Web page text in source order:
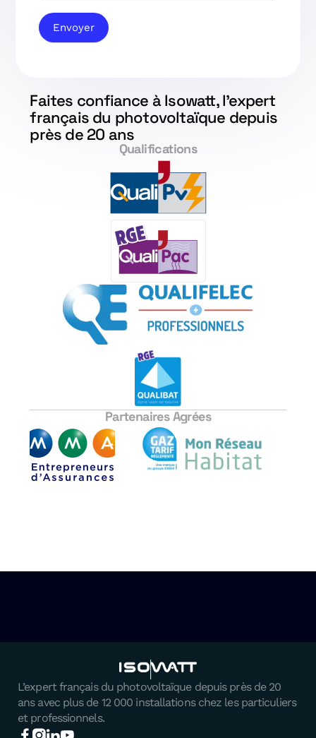
Faites confiance à Isowatt, l'expert
français du photovoltaïque depuis
près de 20 ans
Qualifications
Partenaires Agrées
Envoyer
L’expert français du photovoltaïque depuis près de 20
ans avec plus de 12 000 installations chez les particuliers
et professionnels.